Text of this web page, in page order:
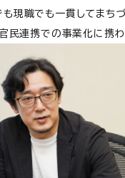
現職でも一貫してまちづ
連携での事業化に携わ